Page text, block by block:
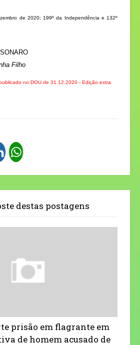
de 2020; 199º da Independência e 132º
Filho
no DOU de 31.12.2020 - Edição extra
destas postagens
prisão em flagrante em
de homem acusado de